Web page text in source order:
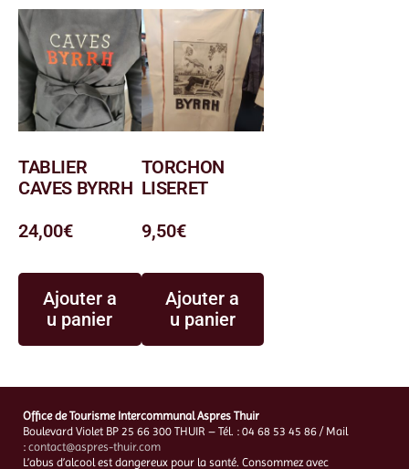
TABLIER
CAVES BYRRH
24,00€
Ajouter a
u panier
TORCHON
LISERET
9,50€
Ajouter a
u panier
Office de Tourisme Intercommunal Aspres Thuir
Boulevard Violet BP 25 66 300 THUIR – Tél. : 04 68 53 45 86 / Mail
: contact@aspres-thuir.com
L’abus d’alcool est dangereux pour la santé. Consommez avec